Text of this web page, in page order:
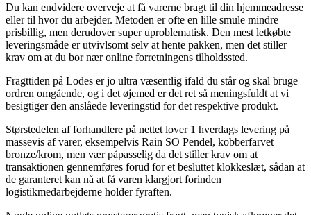
Du kan endvidere overveje at få varerne bragt til din hjemmeadresse
eller til hvor du arbejder. Metoden er ofte en lille smule mindre
prisbillig, men derudover super uproblematisk. Den mest letkøbte
leveringsmåde er utvivlsomt selv at hente pakken, men det stiller
krav om at du bor nær online forretningens tilholdssted.
Fragttiden på Lodes er jo ultra væsentlig ifald du står og skal bruge
ordren omgående, og i det øjemed er det ret så meningsfuldt at vi
besigtiger den anslåede leveringstid for det respektive produkt.
Størstedelen af forhandlere på nettet lover 1 hverdags levering på
massevis af varer, eksempelvis Rain SO Pendel, kobberfarvet
bronze/krom, men vær påpasselig da det stiller krav om at
transaktionen gennemføres forud for et besluttet klokkeslæt, sådan at
de garanteret kan nå at få varen klargjort forinden
logistikmedarbejderne holder fyraften.